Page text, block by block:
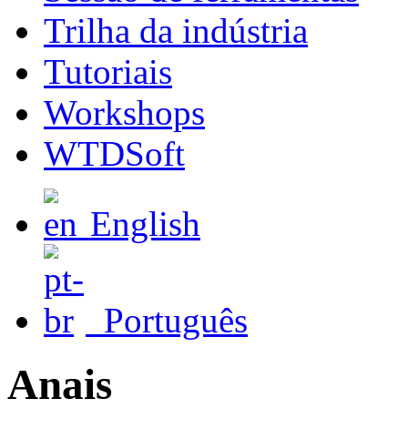
Trilha da indústria
Tutoriais
Workshops
WTDSoft
English
Português
Anais